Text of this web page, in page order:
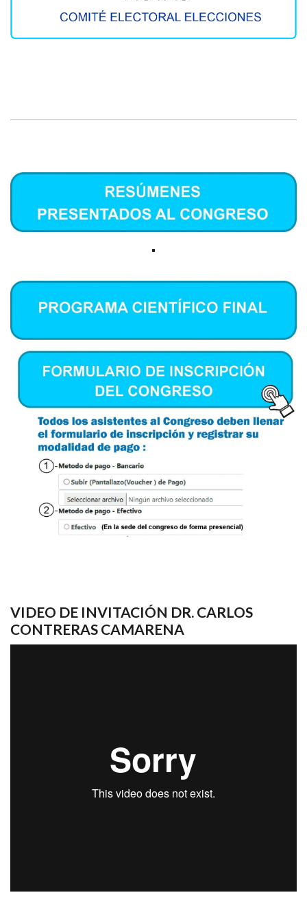
VIDEO DE INVITACIÓN DR. CARLOS
CONTRERAS CAMARENA